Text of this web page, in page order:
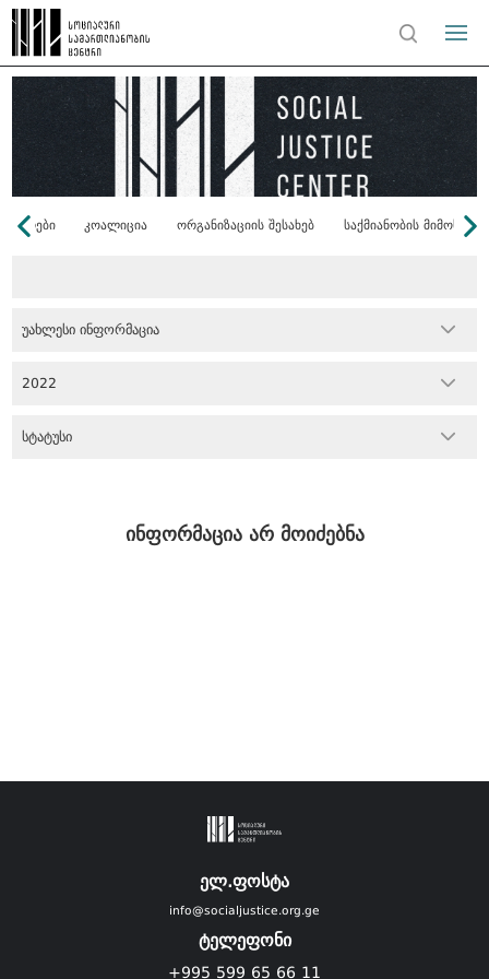
კოალიცია ორგანიზაციის შესახებ საქმიანობის
უახლესი ინფორმაცია
2022
სტატუსი
ინფორმაცია არ მოიძებნა
ელ.ფოსტა
info@socialjustice.org.ge
ტელეფონი
+995 599 65 66 11